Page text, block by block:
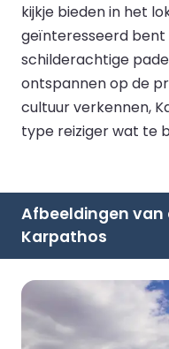
kijkje bieden in het
geïnteresseerd bent
schilderachtige
ontspannen op de
cultuur verkennen,
type reiziger wat te
Afbeeldingen van
Karpathos